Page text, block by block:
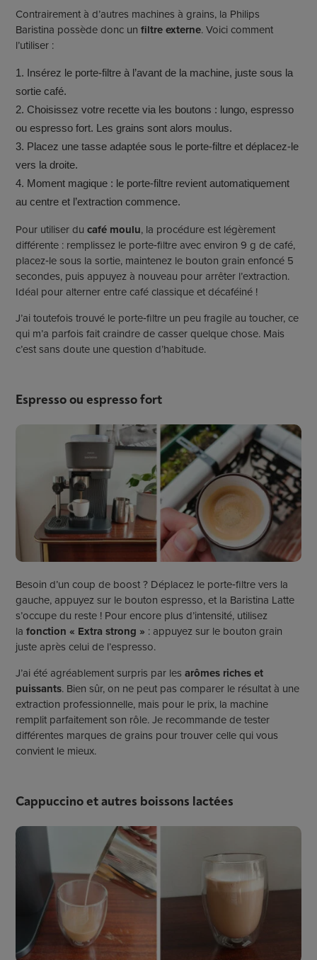
Contrairement à d’autres machines à grains, la Philips
Baristina possède donc unfiltre externe. Voici comment
l’utiliser :
Insérez le porte‑filtre à l’avant de la machine, juste sous la
sortie café.
Choisissez votre recette via les boutons : lungo, espresso
ou espresso fort. Les grains sont alors moulus.
Placez une tasse adaptée sous le porte‑filtre et déplacez‑le
vers la droite.
Moment magique : le porte‑filtre revient automatiquement
au centre et l’extraction commence.
Pour utiliser ducafé moulu, la procédure est légèrement
différente : remplissez le porte‑filtre avec environ 9 g de café,
placez‑le sous la sortie, maintenez le bouton grain enfoncé 5
secondes, puis appuyez à nouveau pour arrêter l’extraction.
Idéal pour alterner entre café classique et décaféiné !
J’ai toutefois trouvé le porte‑filtre un peu fragile au toucher, ce
qui m’a parfois fait craindre de casser quelque chose. Mais
c’est sans doute une question d’habitude.
Espresso ou espresso fort
Besoin d’un coup de boost ? Déplacez le porte‑filtre vers la
gauche, appuyez sur le bouton espresso, et la Baristina Latte
s’occupe du reste ! Pour encore plus d’intensité, utilisez
lafonction « Extra strong » : appuyez sur le bouton grain
juste après celui de l’espresso.
J’ai été agréablement surpris par lesarômes riches et
puissants. Bien sûr, on ne peut pas comparer le résultat à une
extraction professionnelle, mais pour le prix, la machine
remplit parfaitement son rôle. Je recommande de tester
différentes marques de grains pour trouver celle qui vous
convient le mieux.
Cappuccino et autres boissons lactées